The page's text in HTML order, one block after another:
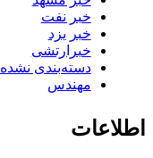
خبر نفت
خبر یزد
خبرارتشی
دسته‌بندی نشده
مهندس
اطلاعات